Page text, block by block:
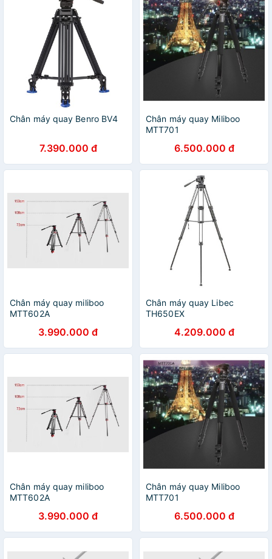
Chân máy quay Benro BV4
7.390.000 đ
Chân máy quay Miliboo
MTT701
6.500.000 đ
Chân máy quay miliboo
MTT602A
3.990.000 đ
Chân máy quay Libec
TH650EX
4.209.000 đ
Chân máy quay miliboo
MTT602A
3.990.000 đ
Chân máy quay Miliboo
MTT701
6.500.000 đ